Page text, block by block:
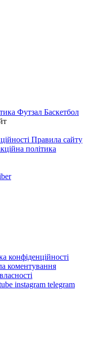
Футзал Баскетбол
Правила сайту
політика
конфіденційності
коментування
instagram telegram